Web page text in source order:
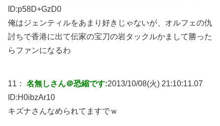
ID:p58D+GzD0
俺はジェンティルをあまり好きじゃないが、オルフェの仇
討ちで香港に出て伝家の宝刀の岩タックルかまして勝った
らファンになるわ
11： 名無しさん＠恐縮です:2013/10/08(火) 21:10:11.07
ID:H0ibzAr10
キズナさんなめられてますでｗ